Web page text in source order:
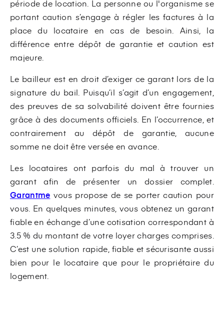
période de location. La personne ou l'organisme se
portant caution s’engage à régler les factures à la
place du locataire en cas de besoin. Ainsi, la
différence entre dépôt de garantie et caution est
majeure.
Le bailleur est en droit d’exiger ce garant lors de la
signature du bail. Puisqu’il s’agit d’un engagement,
des preuves de sa solvabilité doivent être fournies
grâce à des documents officiels. En l’occurrence, et
contrairement au dépôt de garantie, aucune
somme ne doit être versée en avance.
Les locataires ont parfois du mal à trouver un
garant afin de présenter un dossier complet.
Garantme vous propose de se porter caution pour
vous. En quelques minutes, vous obtenez un garant
fiable en échange d’une cotisation correspondant à
3.5 % du montant de votre loyer charges comprises.
C’est une solution rapide, fiable et sécurisante aussi
bien pour le locataire que pour le propriétaire du
logement.